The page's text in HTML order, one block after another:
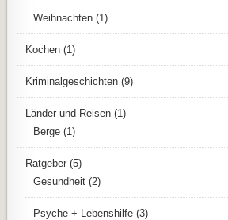
Weihnachten (1)
Kochen (1)
Kriminalgeschichten (9)
Länder und Reisen (1)
Berge (1)
Ratgeber (5)
Gesundheit (2)
Psyche + Lebenshilfe (3)